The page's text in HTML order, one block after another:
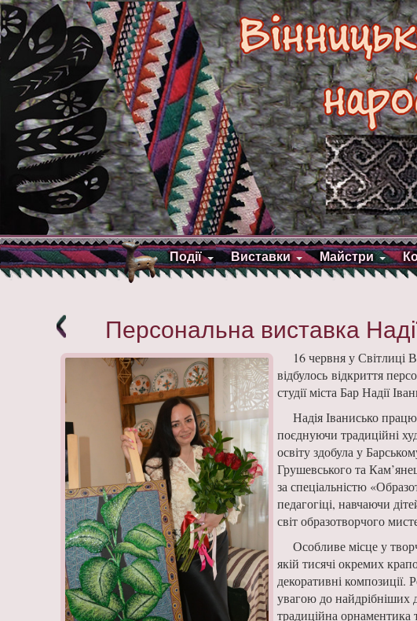
Події Виставки Майстри
Персональна виставка
16 червня у Світлиці
відбулось відкриття
студії міста Бар Надії
Надія Іванисько
поєднуючи традиційні
освіту здобула у
Грушевського та
за спеціальністю
педагогіці, навчаючи
світ образотворчого
Особливе місце у
якій тисячі окремих
декоративні
увагою до найдрібніших
традиційна орнаментика